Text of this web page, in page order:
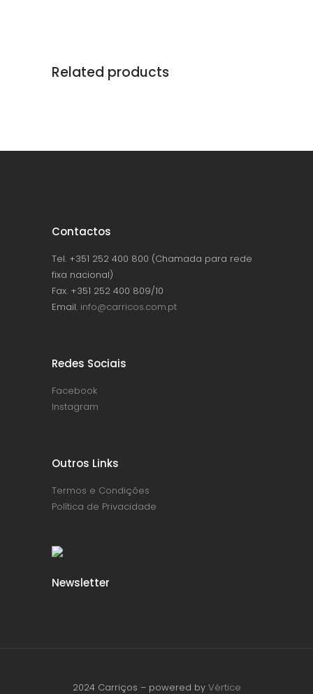
Related products
Newsletter
Outros Links
Termos e Condições
Política de Privacidade
Redes Sociais
Facebook
Instagram
Contactos
Tel. +351 252 400 800 (Chamada para rede
fixa nacional)
Fax. +351 252 400 809/10
Email. info@carricos.com.pt
2024 Carriços – powered by Vértice